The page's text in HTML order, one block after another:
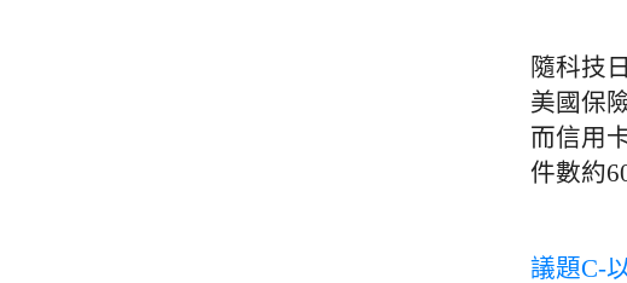
隨科技
美國保
而信用
件數約
議題C-